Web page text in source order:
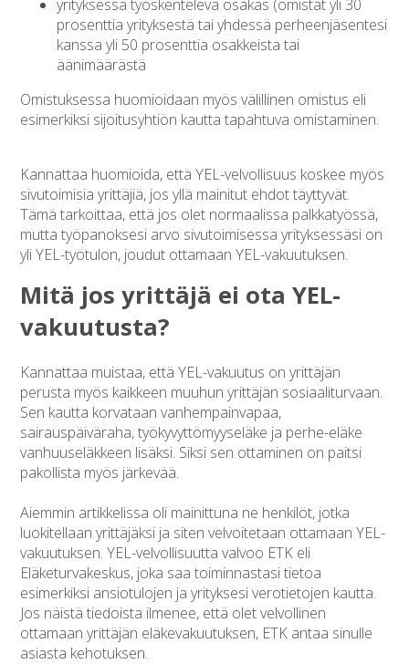
yrityksessä työskentelevä osakas (omistat yli 30
prosenttia yrityksestä tai yhdessä perheenjäsentesi
kanssa yli 50 prosenttia osakkeista tai
äänimäärästä
Omistuksessa huomioidaan myös välillinen omistus eli
esimerkiksi sijoitusyhtiön kautta tapahtuva omistaminen.
Kannattaa huomioida, että YEL-velvollisuus koskee myös
sivutoimisia yrittäjiä, jos yllä mainitut ehdot täyttyvät.
Tämä tarkoittaa, että jos olet normaalissa palkkatyössä,
mutta työpanoksesi arvo sivutoimisessa yrityksessäsi on
yli YEL-työtulon, joudut ottamaan YEL-vakuutuksen.
Mitä jos yrittäjä ei ota YEL-
vakuutusta?
Kannattaa muistaa, että YEL-vakuutus on yrittäjän
perusta myös kaikkeen muuhun yrittäjän sosiaaliturvaan.
Sen kautta korvataan vanhempainvapaa,
sairauspäiväraha, työkyvyttömyyseläke ja perhe-eläke
vanhuuseläkkeen lisäksi. Siksi sen ottaminen on paitsi
pakollista myös järkevää.
Aiemmin artikkelissa oli mainittuna ne henkilöt, jotka
luokitellaan yrittäjäksi ja siten velvoitetaan ottamaan YEL-
vakuutuksen. YEL-velvollisuutta valvoo ETK eli
Eläketurvakeskus, joka saa toiminnastasi tietoa
esimerkiksi ansiotulojen ja yrityksesi verotietojen kautta.
Jos näistä tiedoista ilmenee, että olet velvollinen
ottamaan yrittäjän eläkevakuutuksen, ETK antaa sinulle
asiasta kehotuksen.